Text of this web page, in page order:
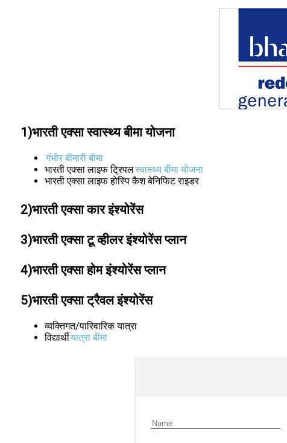
1)भारती एक्सा स्वास्थ्य बीमा योजना
गंभीर बीमारी बीमा
भारती एक्सा लाइफ ट्रिपलस्वास्थ्य बीमा योजना
भारती एक्सा लाइफ होस्पि कैश बेनिफिट राइडर
2)भारती एक्सा कार इंश्योरेंस
3)भारती एक्सा टू व्हीलर इंश्योरेंस प्लान
4)भारती एक्सा होम इंश्योरेंस प्लान
5)भारती एक्सा ट्रैवल इंश्योरेंस
व्यक्तिगत/पारिवारिक यात्रा
विद्यार्थीयात्रा बीमा